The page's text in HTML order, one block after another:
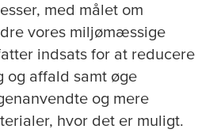
med målet om
vores miljømæssige
indsats for at reducere
og affald samt øge
og mere
hvor det er muligt.